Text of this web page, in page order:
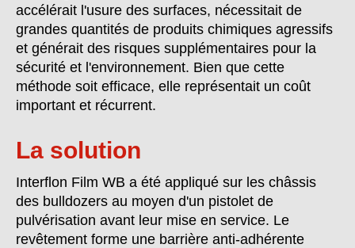
accélérait l'usure des surfaces, nécessitait de
grandes quantités de produits chimiques agressifs
et générait des risques supplémentaires pour la
sécurité et l'environnement. Bien que cette
méthode soit efficace, elle représentait un coût
important et récurrent.
La solution
Interflon Film WB a été appliqué sur les châssis
des bulldozers au moyen d'un pistolet de
pulvérisation avant leur mise en service. Le
revêtement forme une barrière anti-adhérente